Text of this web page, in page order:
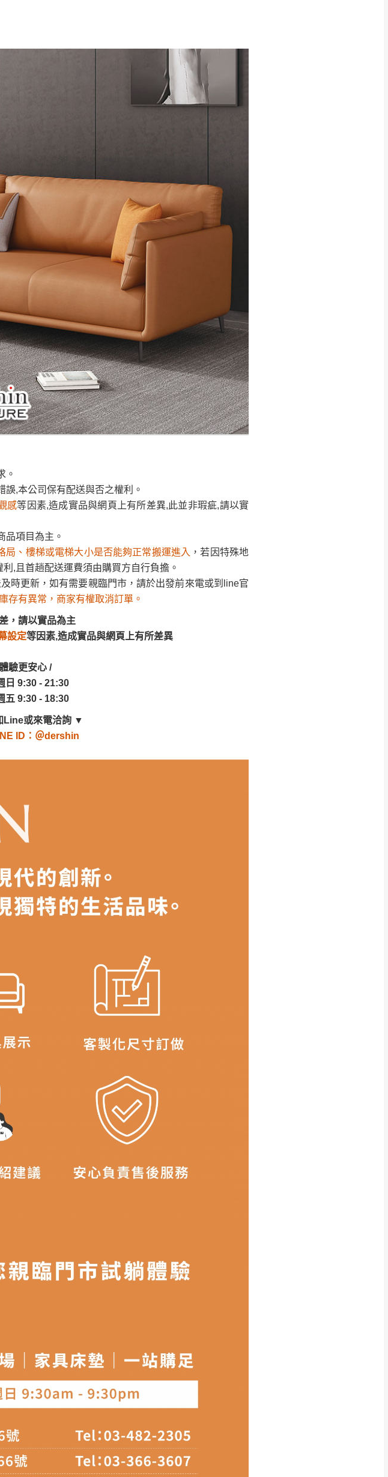
。
誤,本公司保有配送與否之權利。
感等因素,造成實品與網頁上有所差異,此並非瑕疵,請以實
品項目為主。
、樓梯或電梯大小是否能夠正常搬運進入 ，若因特殊地
,且首趟配送運費須由購買方自行負擔。
時更新，如有需要親臨門市，請於出發前來電或到line官
存有異常，商家有權取消訂單。
，請以實品為主
設定等因素,造成實品與網頁上有所差異
驗更安心 /
日 9:30 - 21:30
五 9:30 - 18:30
Line或來電洽詢▼
ID：＠dershin
。
誤,本公司保有配送與否之權利。
項目為主。
、樓梯或電梯大小是否能夠正常搬運進入
,且首趟配送運費須由購買方自行負擔。
時更新，如有需要親臨門市，請於出發前來電或到line官
存有異常，商家有權取消訂單。
，請以實品為主
設定等因素,造成實品與網頁上有所差異
驗更安心 /
日 9:30 - 21:30
五 9:30 - 18:30
ID：＠dershin
鄉、寶山鄉山區、新埔山區、芎林山區、
關西 玉山里
無
路、深坑山區
基隆山區
卓蘭鎮、三灣、通霄山區、西湖、泰安
鄉、大湖鄉、頭屋、獅潭鄉
天
以電話聯絡確認
公休無送貨｜
三)、(日)兩天收送貨
或收貨地點搬運過於困難等因素，導致無法順利配送，
其他的吊掛方式吊運，費用將由買方自行支付。
送人員輸送之安全，本司得視狀況延後或停止運送服
費清運專線：0800-085-717
誤,本公司保有配送與否之權利。
感等因素,造成實品與網頁上有所差異,此並非瑕疵,請以實
、樓梯或電梯大小是否能夠正常搬運進入
,且首趟配送運費須由購買方自行負擔。
時更新，如有需要親臨門市，請於出發前來電或到line官
存有異常，商家有權取消訂單。
等因素,造成實品與網頁上有所差異
驗更安心 /
日 9:30 - 21:30
Line或來電洽詢
區、鄉、鎮、村)、樓梯太小、無法搬運上樓等因
以吊車或其他的吊掛方式吊運，費用將由買方自
，無法指定特定時間送達，司機當天到貨前皆
貴時間。
內部。
個工作天另行寄出，另外約加上2~7個工作天內
，我們將為您更換新品，運費皆由本站負責，
墊、床包、枕頭類產品需為未拆封狀態(請保持商
性)，若未依照上述方式處理，恕無法接受退貨。
設定色差或解析度等因素， 與實際商品的顏色、
人資成本，請您訂購前詳加確認。(包含商品尺寸
會有些許誤差值(約正負0.5CM) 詳細尺寸以實品
破壞，恕無法辦理退換貨。
請見諒！
年限，因客人使用習慣、居家環境不同。若屬人
需由消費者自行吸收(另事先與消費者報價，消費
質瑕疵問題於鑑賞期內退貨之情形，我們需酌收
保固之服務。
均已最低價格售出，且在特定時日會給予折扣，
自動取消)。
付費清運專線：0800-085-717。
感
品項目為主。
、樓梯或電梯大小是否能夠正常搬運進入
,且首趟配送運費須由購買方自行負擔。
設定 等因素,造成實品與網頁上有所差異
驗更安心 /
日 9:30 - 21:30
五 9:30 - 18:30
Line或來電洽詢▼
ID：＠dershin